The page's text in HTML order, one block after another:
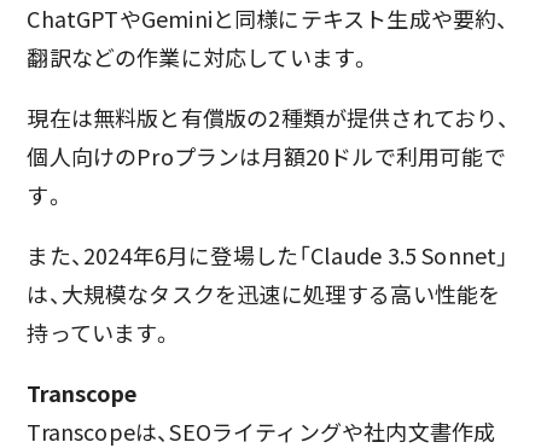
ChatGPTやGeminiと同様にテキスト生成や要約、
翻訳などの作業に対応しています。
現在は無料版と有償版の2種類が提供されており、
個人向けのProプランは月額20ドルで利用可能で
す。
また、2024年6月に登場した「Claude 3.5 Sonnet」
は、大規模なタスクを迅速に処理する高い性能を
持っています。
Transcope
Transcopeは、SEOライティングや社内文書作成